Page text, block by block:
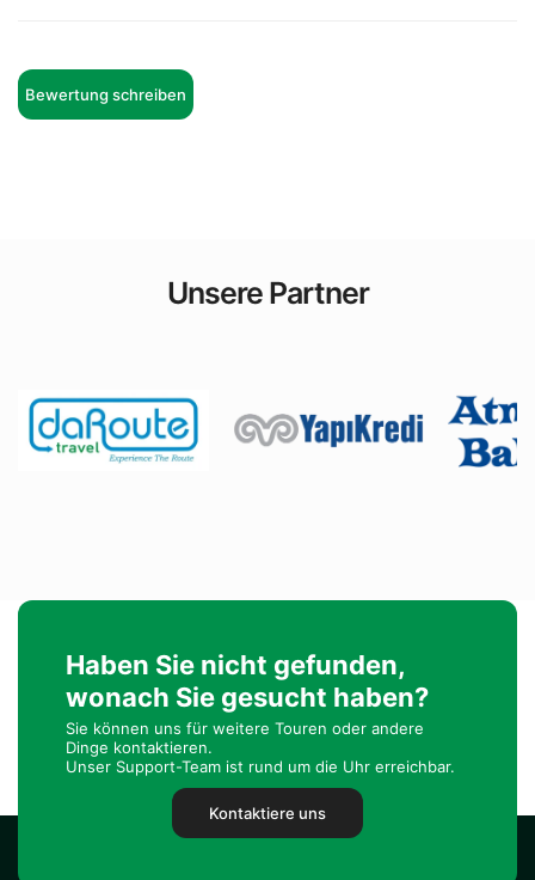
Bewertung schreiben
Unsere Partner
Haben Sie nicht gefunden,
wonach Sie gesucht haben?
Sie können uns für weitere Touren oder andere
Dinge kontaktieren.
Unser Support-Team ist rund um die Uhr erreichbar.
Kontaktiere uns